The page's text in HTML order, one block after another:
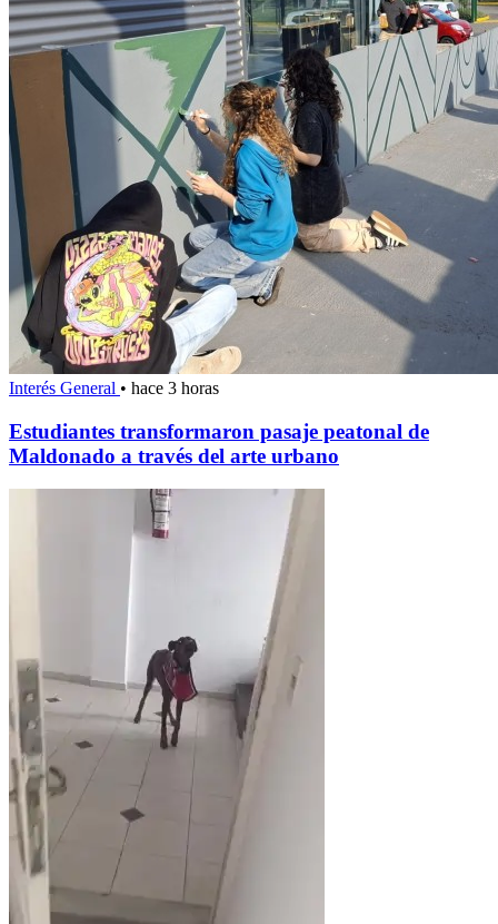
Interés General • hace 3 horas
Estudiantes transformaron pasaje peatonal de
Maldonado a través del arte urbano